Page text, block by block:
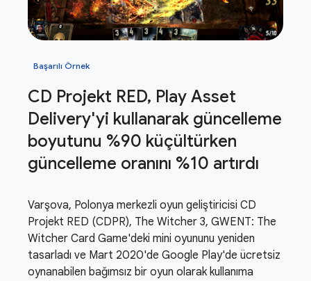
Başarılı Örnek
CD Projekt RED, Play Asset
Delivery'yi kullanarak güncelleme
boyutunu %90 küçültürken
güncelleme oranını %10 artırdı
Varşova, Polonya merkezli oyun geliştiricisi CD
Projekt RED (CDPR), The Witcher 3, GWENT: The
Witcher Card Game'deki mini oyununu yeniden
tasarladı ve Mart 2020'de Google Play'de ücretsiz
oynanabilen bağımsız bir oyun olarak kullanıma